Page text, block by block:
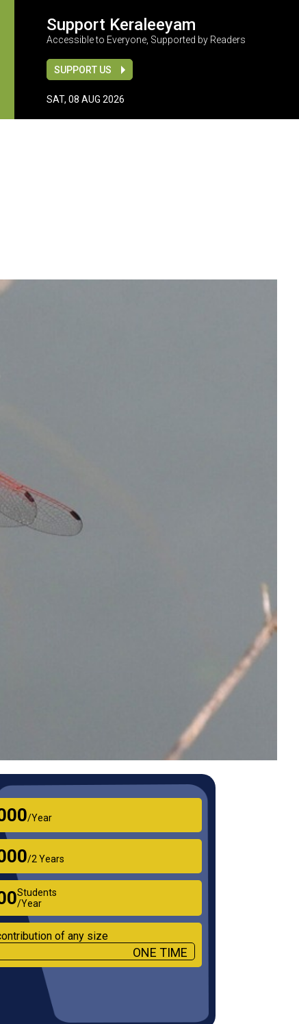
Support Keraleeyam
Accessible to Everyone, Supported by Readers
SUPPORT US
SAT, 08 AUG 2026
/Year
/2 Years
Students
/Year
of any size
ONE TIME